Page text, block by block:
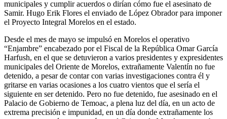
municipales y cumplir acuerdos o dirían cómo fue el asesinato de
Samir. Hugo Erik Flores el enviado de López Obrador para imponer
el Proyecto Integral Morelos en el estado.
Desde el mes de mayo se impulsó en Morelos el operativo
“Enjambre” encabezado por el Fiscal de la República Omar García
Harfush, en el que se detuvieron a varios presidentes y expresidentes
municipales del Oriente de Morelos, extrañamente Valentín no fue
detenido, a pesar de contar con varias investigaciones contra él y
gritarse en varias ocasiones a los cuatro vientos que el sería el
siguiente en ser detenido. Pero no fue detenido, fue asesinado en el
Palacio de Gobierno de Temoac, a plena luz del día, en un acto de
extrema precisión e impunidad, en un día donde extrañamente los